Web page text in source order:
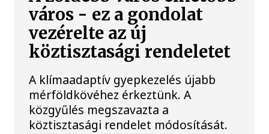
város - ez a gondolat
vezérelte az új
köztisztasági rendeletet
A klímaadaptív gyepkezelés újabb
mérföldkövéhez érkeztünk. A
közgyűlés megszavazta a
köztisztasági rendelet módosítását.